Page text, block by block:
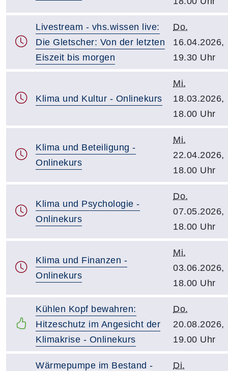
Livestream - vhs.wissen live:
Die Gletscher: Von der letzten
Eiszeit bis morgen
Do.
16.04.2026,
19.30 Uhr
Klima und Kultur - Onlinekurs
Mi.
18.03.2026,
18.00 Uhr
Klima und Beteiligung -
Onlinekurs
Mi.
22.04.2026,
18.00 Uhr
Klima und Psychologie -
Onlinekurs
Do.
07.05.2026,
18.00 Uhr
Klima und Finanzen -
Onlinekurs
Mi.
03.06.2026,
18.00 Uhr
Kühlen Kopf bewahren:
Hitzeschutz im Angesicht der
Klimakrise - Onlinekurs
Do.
20.08.2026,
19.00 Uhr
Wärmepumpe im Bestand -
Di.